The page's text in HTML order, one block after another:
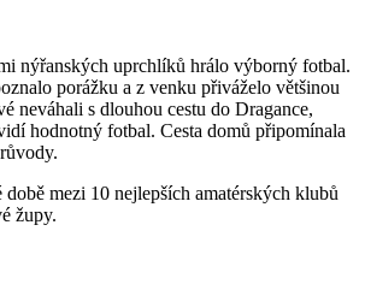
nýřanských uprchlíků hrálo výborný fotbal.
porážku a z venku přiváželo většinou
neváhali s dlouhou cestu do Dragance,
hodnotný fotbal. Cesta domů připomínala
mezi 10 nejlepších amatérských klubů
župy.